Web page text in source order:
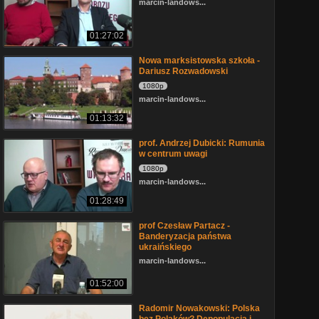
01:27:02
marcin-landows...
01:13:32
Nowa marksistowska szkoła -
Dariusz Rozwadowski
1080p
marcin-landows...
01:28:49
prof. Andrzej Dubicki: Rumunia
w centrum uwagi
1080p
marcin-landows...
01:52:00
prof Czesław Partacz -
Banderyzacja państwa
ukraińskiego
marcin-landows...
Radomir Nowakowski: Polska